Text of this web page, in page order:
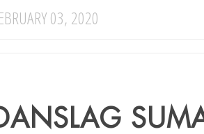
03, 2020